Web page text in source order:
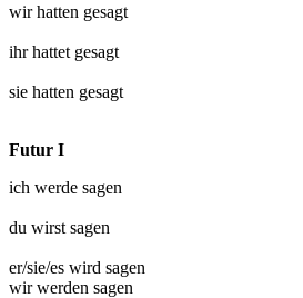
wir hatten gesagt
ihr hattet gesagt
sie hatten gesagt
Futur I
ich werde sagen
du wirst sagen
er/sie/es wird sagen
wir werden sagen